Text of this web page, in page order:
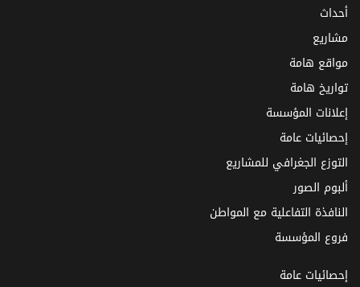
أحداث
مشاريع
مواقع هامة
تواريخ هامة
إعلانات المؤسسة
إحصائيات عامة
التوزع الجغرافي للمشاريع
ألبوم الصور
النافذة التفاعلية مع المواطن
فروع المؤسسة
إحصائيات عامة